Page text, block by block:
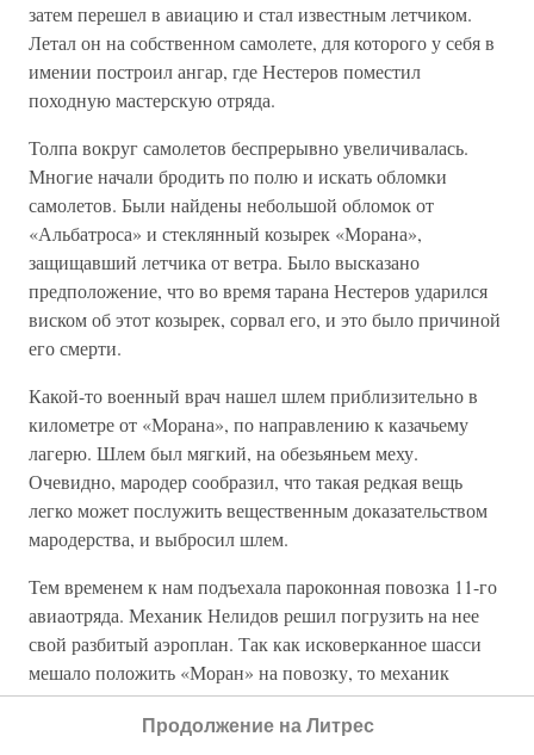
затем перешел в авиацию и стал известным летчиком.
Летал он на собственном самолете, для которого у себя в
имении построил ангар, где Нестеров поместил
походную мастерскую отряда.
Толпа вокруг самолетов беспрерывно увеличивалась.
Многие начали бродить по полю и искать обломки
самолетов. Были найдены небольшой обломок от
«Альбатроса» и стеклянный козырек «Морана»,
защищавший летчика от ветра. Было высказано
предположение, что во время тарана Нестеров ударился
виском об этот козырек, сорвал его, и это было причиной
его смерти.
Какой-то военный врач нашел шлем приблизительно в
километре от «Морана», по направлению к казачьему
лагерю. Шлем был мягкий, на обезьяньем меху.
Очевидно, мародер сообразил, что такая редкая вещь
легко может послужить вещественным доказательством
мародерства, и выбросил шлем.
Тем временем к нам подъехала пароконная повозка 11-го
авиаотряда. Механик Нелидов решил погрузить на нее
свой разбитый аэроплан. Так как исковерканное шасси
мешало положить «Моран» на повозку, то механик
отряда и помогавшие им солдаты перевернули его вверх
колесами и хотели так грузить его. Но Кованько решил ни
Продолжение на Литрес